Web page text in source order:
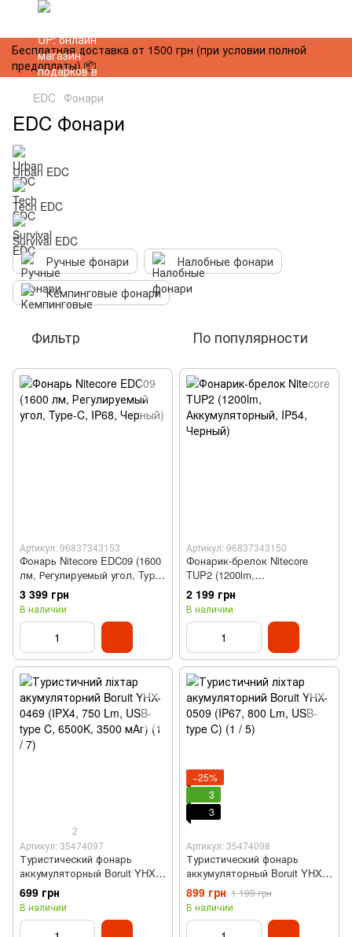
Бесплатная доставка от 1500 грн (при условии полной
предоплаты) 📦
EDC Фонари
EDC Фонари
Urban EDC
Tech EDC
Survival EDC
Ручные фонари
Налобные фонари
Кемпинговые фонари
Фильтр По популярности
Артикул: 96837343153
Фонарь Nitecore EDC09 (1600
лм, Регулируемый угол, Type-
C, IP68, Черный)
3 399 грн
В наличии
Артикул: 96837343150
Фонарик-брелок Nitecore
TUP2 (1200lm,
Аккумуляторный, IP54,
Черный)
2 199 грн
В наличии
2
Артикул: 35474097
Туристический фонарь
аккумуляторный Boruit YHX-
0469 (IPX4, 750 Lm, USB-type
C, 6500K, 3500 мАч)
699 грн
В наличии
−25%
3
3
Артикул: 35474098
Туристический фонарь
аккумуляторный Boruit YHX-
0509 (IP67, 800 Lm, USB-type
C)
899 грн 1 199 грн
В наличии